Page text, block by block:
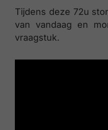
Tijdens deze 72u
van vandaag en
vraagstuk.